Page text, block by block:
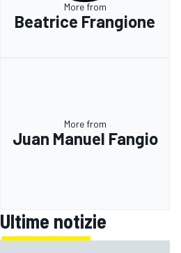
More from
Beatrice Frangione
More from
Juan Manuel Fangio
Ultime notizie